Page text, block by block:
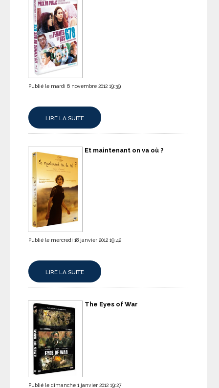
Publié le mardi 6 novembre 2012 19:39
LIRE LA SUITE
Et maintenant on va où ?
Publié le mercredi 18 janvier 2012 19:42
LIRE LA SUITE
The Eyes of War
Publié le dimanche 1 janvier 2012 19:27